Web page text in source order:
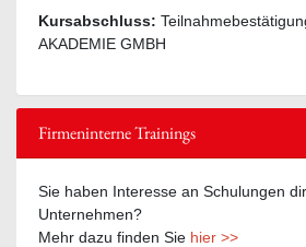
Kursabschluss:
AKADEMIE GMBH
Firmeninterne Trainings
Sie haben Interesse an Schulungen
Unternehmen?
Mehr dazu finden Sie hier >>